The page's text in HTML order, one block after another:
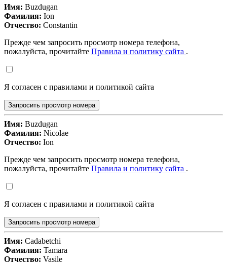
Имя: Buzdugan
Фамилия: Ion
Отчество: Constantin
Прежде чем запросить просмотр номера телефона,
пожалуйста, прочитайте Правила и политику сайта .
Я согласен с правилами и политикой сайта
Запросить просмотр номера
Имя: Buzdugan
Фамилия: Nicolae
Отчество: Ion
Прежде чем запросить просмотр номера телефона,
пожалуйста, прочитайте Правила и политику сайта .
Я согласен с правилами и политикой сайта
Запросить просмотр номера
Имя: Cadabetchi
Фамилия: Tamara
Отчество: Vasile